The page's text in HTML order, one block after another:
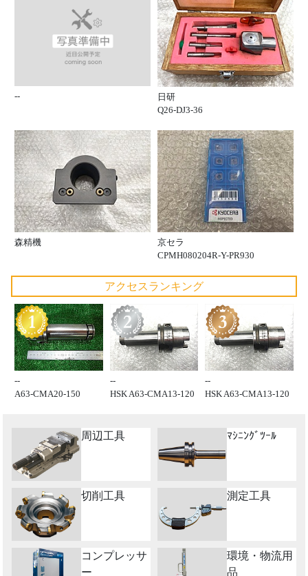
--
日研
Q26-DJ3-36
森精機
京セラ
CPMH080204R-Y-PR930
アクセスランキング
--
A63-CMA20-150
--
HSK A63-CMA13-120
--
HSK A63-CMA13-120
周辺工具 ﾏｼﾆﾝｸﾞﾂｰﾙ
切削工具 測定工具
コンプレッサ
ー
環境・物流用
品